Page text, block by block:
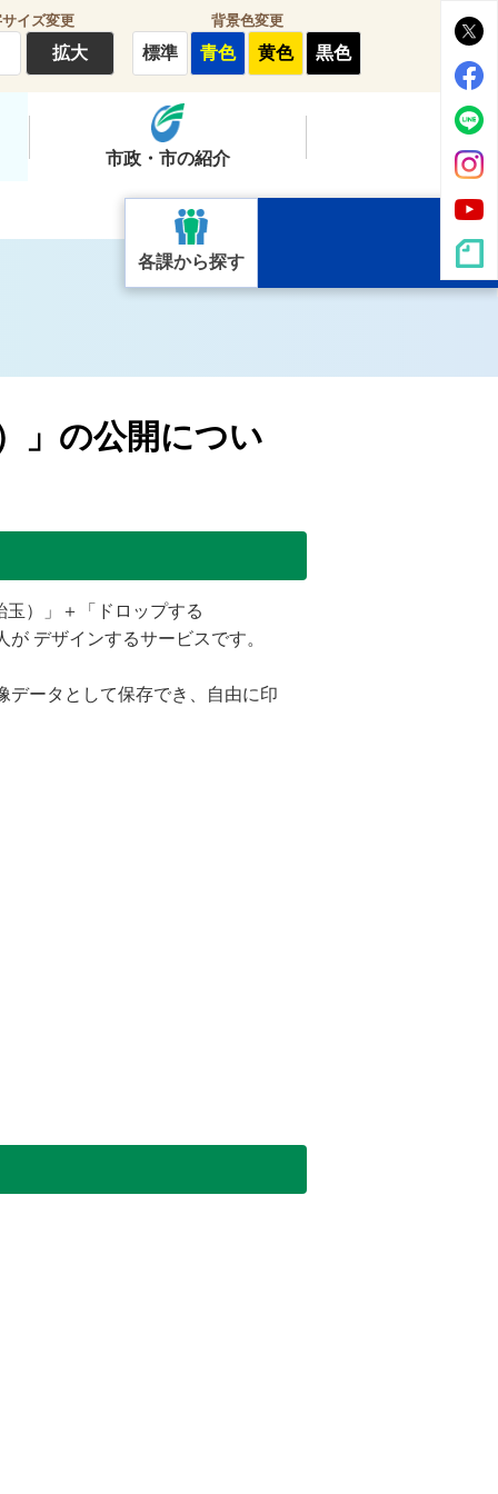
イズ変更
拡大
背景色変更
標準 青色 黄色 黒色
市政・市の紹介
各課から探す
」の公開につい
）」＋「ドロップする
デザインするサービスです。
データとして保存でき、自由に印